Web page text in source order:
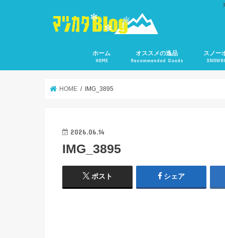
ホーム
HOME
オススメの逸品
Recommended Goods
スノー
HOME IMG_3895
2026.06.14
IMG_3895
ポスト シェア